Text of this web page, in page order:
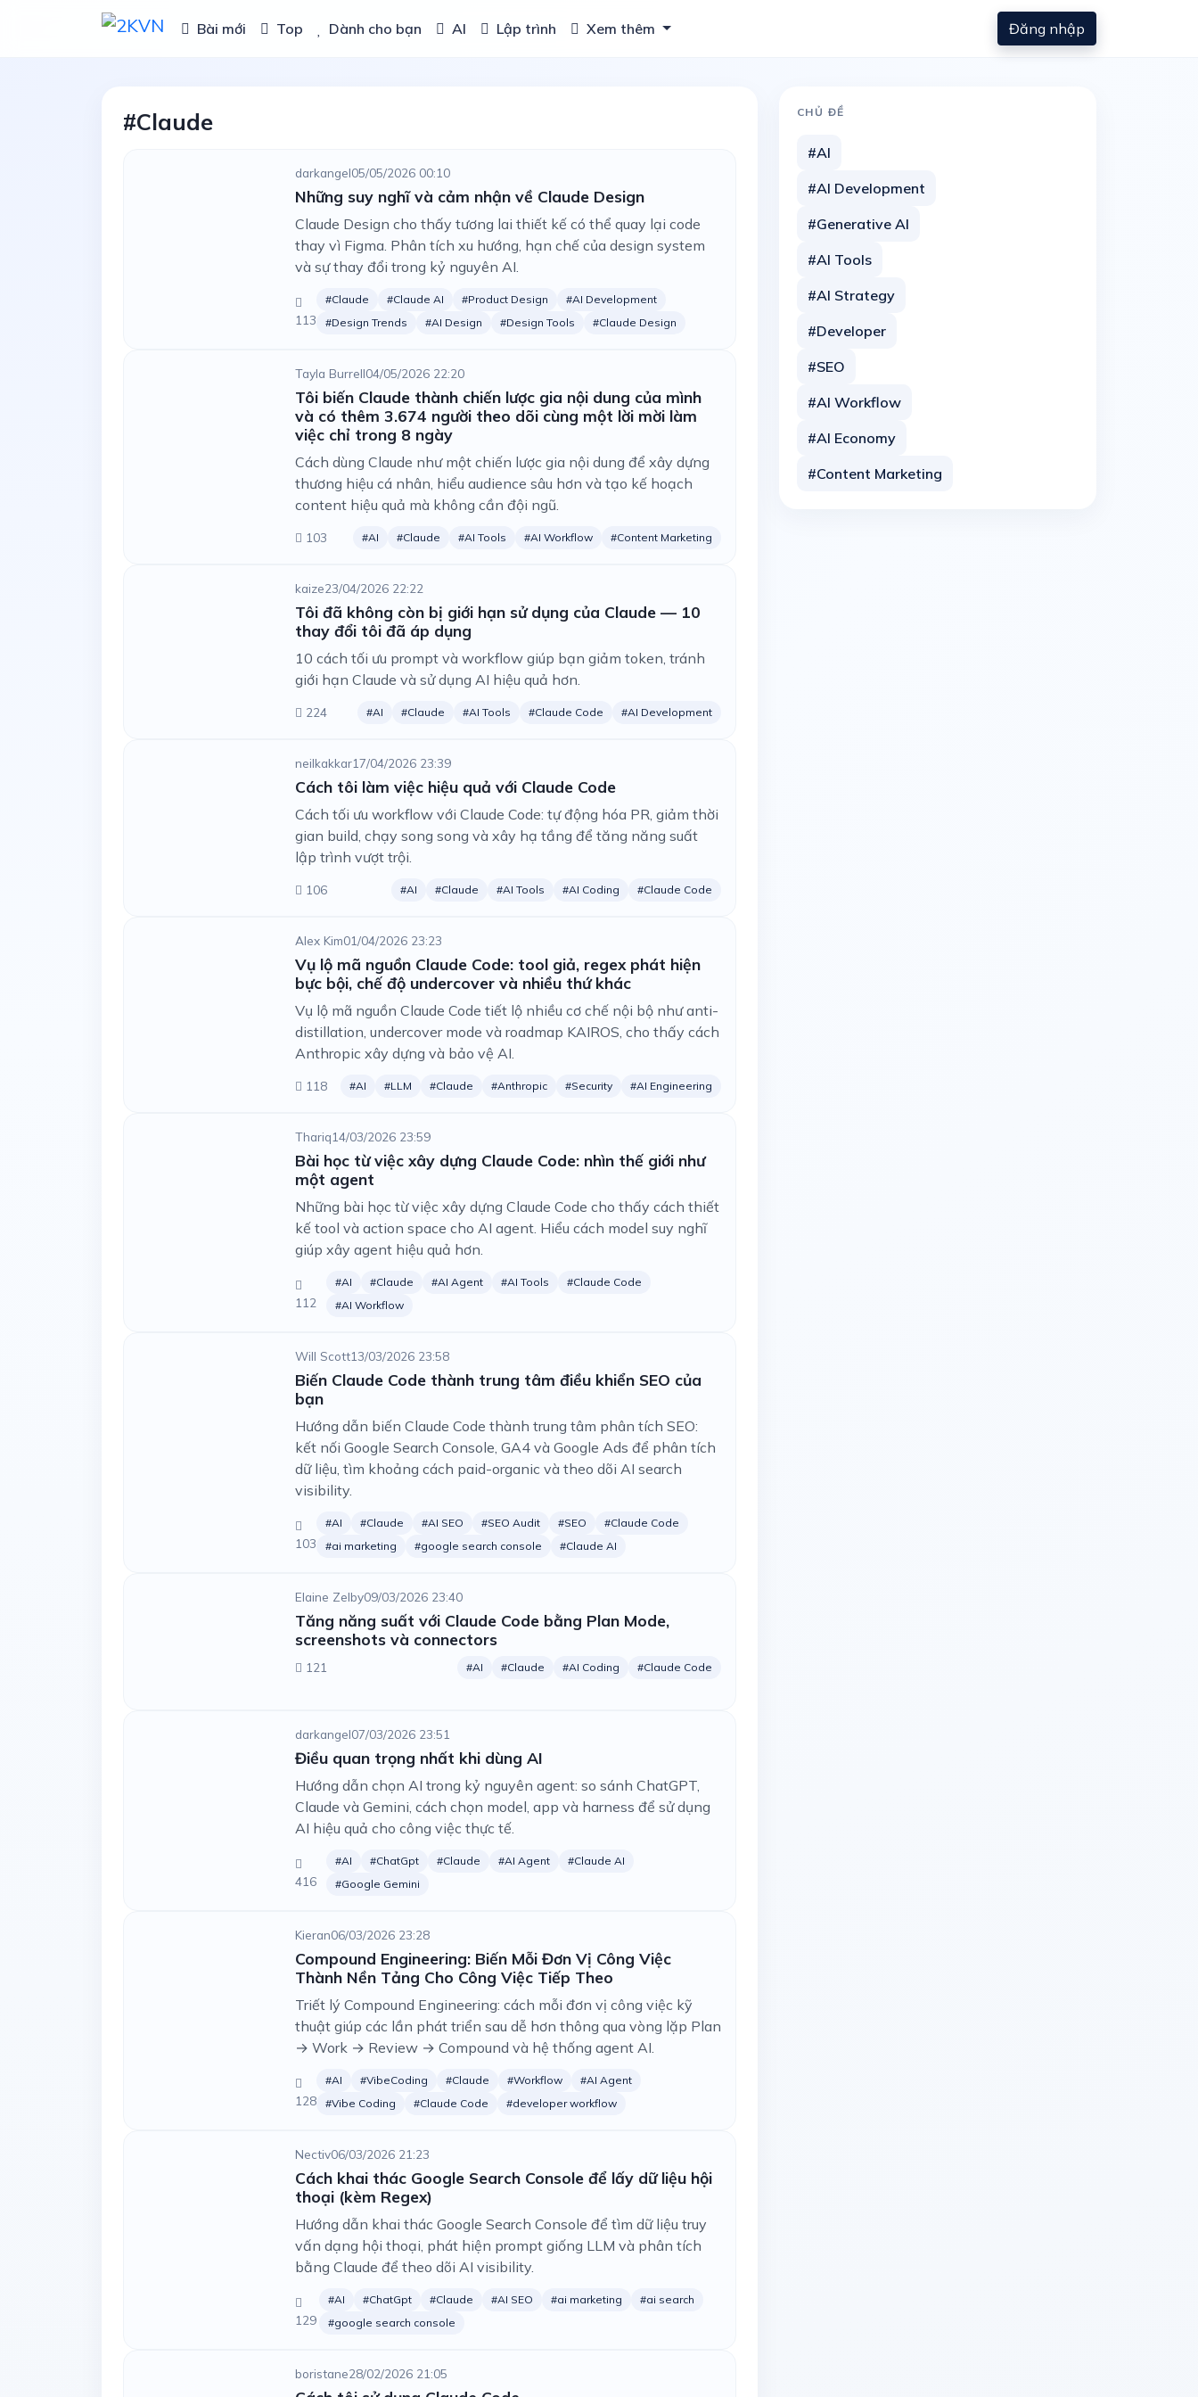
Bài mới Top Dành cho bạn AI Lập trình Xem thêm Đăng nhập
#Claude
darkangel05/05/2026 00:10
Những suy nghĩ và cảm nhận về Claude Design
Claude Design cho thấy tương lai thiết kế có thể quay lại code
thay vì Figma. Phân tích xu hướng, hạn chế của design system
và sự thay đổi trong kỷ nguyên AI.
113
#Claude #Claude AI #Product Design
#AI Development
#Design Trends
#AI Design #Design Tools #Claude Design
Tayla Burrell04/05/2026 22:20
Tôi biến Claude thành chiến lược gia nội dung của mình
và có thêm 3.674 người theo dõi cùng một lời mời làm
việc chỉ trong 8 ngày
Cách dùng Claude như một chiến lược gia nội dung để xây dựng
thương hiệu cá nhân, hiểu audience sâu hơn và tạo kế hoạch
content hiệu quả mà không cần đội ngũ.
103 #AI #Claude #AI Tools #AI Workflow #Content Marketing
kaize23/04/2026 22:22
Tôi đã không còn bị giới hạn sử dụng của Claude — 10
thay đổi tôi đã áp dụng
10 cách tối ưu prompt và workflow giúp bạn giảm token, tránh
giới hạn Claude và sử dụng AI hiệu quả hơn.
224 #AI #Claude #AI Tools #Claude Code #AI Development
neilkakkar17/04/2026 23:39
Cách tôi làm việc hiệu quả với Claude Code
Cách tối ưu workflow với Claude Code: tự động hóa PR, giảm thời
gian build, chạy song song và xây hạ tầng để tăng năng suất
lập trình vượt trội.
106 #AI #Claude #AI Tools #AI Coding #Claude Code
Alex Kim01/04/2026 23:23
Vụ lộ mã nguồn Claude Code: tool giả, regex phát hiện
bực bội, chế độ undercover và nhiều thứ khác
Vụ lộ mã nguồn Claude Code tiết lộ nhiều cơ chế nội bộ như anti-
distillation, undercover mode và roadmap KAIROS, cho thấy cách
Anthropic xây dựng và bảo vệ AI.
118 #AI #LLM #Claude #Anthropic #Security #AI Engineering
Thariq14/03/2026 23:59
Bài học từ việc xây dựng Claude Code: nhìn thế giới như
một agent
Những bài học từ việc xây dựng Claude Code cho thấy cách thiết
kế tool và action space cho AI agent. Hiểu cách model suy nghĩ
giúp xây agent hiệu quả hơn.
112
#AI #Claude #AI Agent #AI Tools
#Claude Code
#AI Workflow
Will Scott13/03/2026 23:58
Biến Claude Code thành trung tâm điều khiển SEO của
bạn
Hướng dẫn biến Claude Code thành trung tâm phân tích SEO:
kết nối Google Search Console, GA4 và Google Ads để phân tích
dữ liệu, tìm khoảng cách paid-organic và theo dõi AI search
visibility.
103
#AI #Claude #AI SEO #SEO Audit #SEO
#Claude Code
#ai marketing
#google search console #Claude AI
Elaine Zelby09/03/2026 23:40
Tăng năng suất với Claude Code bằng Plan Mode,
screenshots và connectors
121 #AI #Claude #AI Coding #Claude Code
darkangel07/03/2026 23:51
Điều quan trọng nhất khi dùng AI
Hướng dẫn chọn AI trong kỷ nguyên agent: so sánh ChatGPT,
Claude và Gemini, cách chọn model, app và harness để sử dụng
AI hiệu quả cho công việc thực tế.
416
#AI #ChatGpt #Claude #AI Agent
#Claude AI
#Google Gemini
Kieran06/03/2026 23:28
Compound Engineering: Biến Mỗi Đơn Vị Công Việc
Thành Nền Tảng Cho Công Việc Tiếp Theo
Triết lý Compound Engineering: cách mỗi đơn vị công việc kỹ
thuật giúp các lần phát triển sau dễ hơn thông qua vòng lặp Plan
→ Work → Review → Compound và hệ thống agent AI.
128
#AI #VibeCoding #Claude #Workflow
#AI Agent
#Vibe Coding
#Claude Code #developer workflow
Nectiv06/03/2026 21:23
Cách khai thác Google Search Console để lấy dữ liệu hội
thoại (kèm Regex)
Hướng dẫn khai thác Google Search Console để tìm dữ liệu truy
vấn dạng hội thoại, phát hiện prompt giống LLM và phân tích
bằng Claude để theo dõi AI visibility.
129
#AI #ChatGpt #Claude #AI SEO #ai marketing
#ai search
#google search console
boristane28/02/2026 21:05
CHỦ ĐỀ
#AI
#AI Development
#Generative AI
#AI Tools
#AI Strategy
#Developer
#SEO
#AI Workflow
#AI Economy
#Content Marketing